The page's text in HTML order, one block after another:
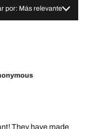
por: Más relevante
They have made